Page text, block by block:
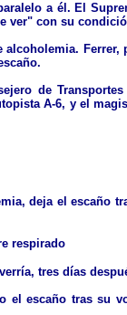
a él. El
ver" con su
Ferrer,
de
A-6, y el
deja el escaño
respirado
tres días
el escaño tras su